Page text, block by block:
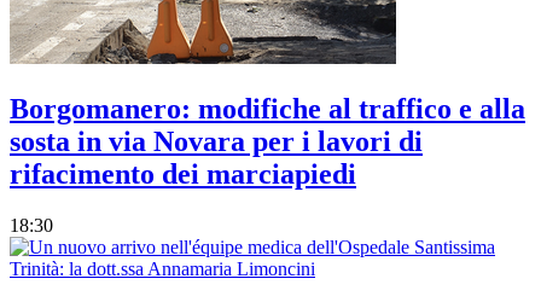
Borgomanero: modifiche al traffico e alla
sosta in via Novara per i lavori di
rifacimento dei marciapiedi
18:30